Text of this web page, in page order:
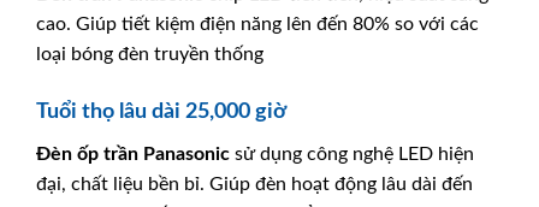
cao. Giúp tiết kiệm điện năng lên đến 80% so với các
loại bóng đèn truyền thống
Tuổi thọ lâu dài 25,000 giờ
Đèn ốp trần Panasonic sử dụng công nghệ LED hiện
đại, chất liệu bền bỉ. Giúp đèn hoạt động lâu dài đến